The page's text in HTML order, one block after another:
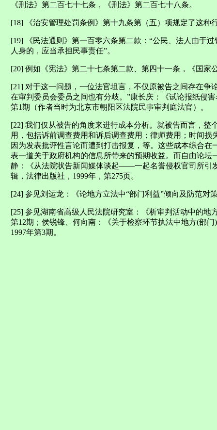
《刑法》第二百七十七条，《刑法》第二百七十八条。
[18] 《治安管理处罚条例》第十九条第（五）项规定了这种
[19] 《民法通则》第一百零六条第二款：“公民、法人由于
人身的，应当承担民事责任”。
[20] 例如《宪法》第二十七条第二款、第四十一条，《国家
[21] 对于这一问题，一位法官坦言，不仅原被告之间存在争
在审判委员会委员之间也有分歧。”康长庆：《试论报纸侵
第1期（作者当时为北京市朝阳区法院民事审判庭法官）。
[22] 我们仅从被告的角度来进行成本分析。就被告而言，整
用，包括诉前调查费用和诉后调查费用；律师费用；时间
因为发表批评性言论而遭到打击报复，等。这些成本综合
表一道关于政府机构的信息所带来的预期收益。而自由论坛
静：《从法院状告新闻媒体谈起——一起名誉侵权官司所引
辑，法律出版社，1999年，第275页。
[24] 参见刘运龙：《论地方立法中“部门利益”倾向及防范对
[25] 参见湖南省高级人民法院研究室：《析审判活动中的地
第12期；侯锐锋、何向南：《关于检察环节执法中地方(部
1997年第3期。